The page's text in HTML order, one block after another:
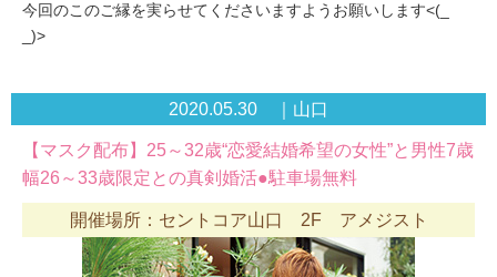
今回のこのご縁を実らせてくださいますようお願いします<(_
_)>
2020.05.30 ｜山口
【マスク配布】25～32歳“恋愛結婚希望の女性”と男性7歳
幅26～33歳限定との真剣婚活●駐車場無料
開催場所：セントコア山口 2F アメジスト